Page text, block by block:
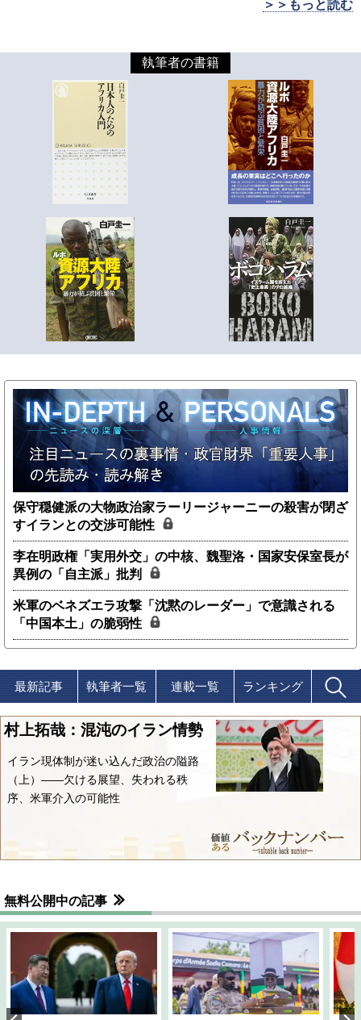
＞＞もっと読む
執筆者の書籍
保守穏健派の大物政治家ラーリージャーニーの殺害が閉ざ
すイランとの交渉可能性
李在明政権「実用外交」の中核、魏聖洛・国家安保室長が
異例の「自主派」批判
米軍のベネズエラ攻撃「沈黙のレーダー」で意識される
「中国本土」の脆弱性
最新記事 執筆者一覧 連載一覧 ランキング
村上拓哉：混沌のイラン情勢
イラン現体制が迷い込んだ政治の隘路
（上）――欠ける展望、失われる秩
序、米軍介入の可能性
無料公開中の記事